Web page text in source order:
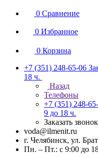
0 Сравнение
0 Избранное
0 Корзина
+7 (351) 248-65-06
18 ч.
Назад
Телефоны
+7 (351) 248-
9 до 18 ч.
Заказать звонок
voda@ilmenit.ru
г. Челябинск, ул.
Пн. – Пт.: с 9:00 до